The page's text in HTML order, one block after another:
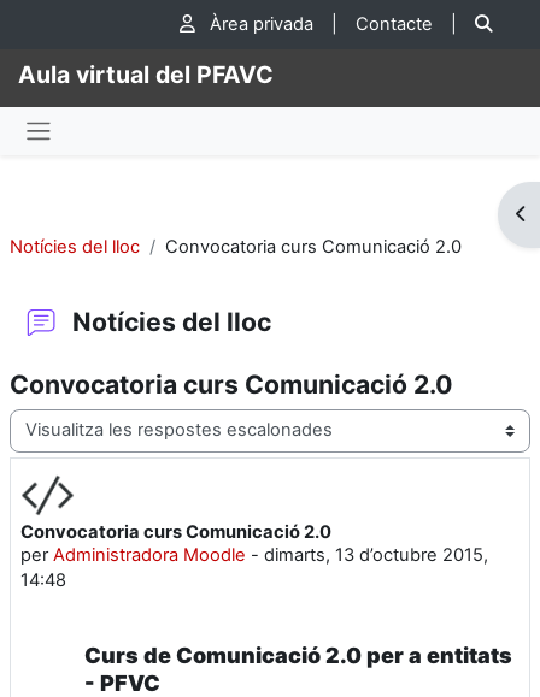
Ves al contingut principal
Àrea privada Contacte
Aula virtual del PFAVC
Notícies del lloc
Convocatoria curs Comunicació 2.0
Notícies del lloc
Convocatoria curs Comunicació 2.0
Mode de visualització
Convocatoria curs Comunicació 2.0
perAdministradora Moodle - dimarts, 13 d’octubre 2015,
14:48
Nombre de respostes: 0
Curs de Comunicació 2.0 per a entitats
- PFVC